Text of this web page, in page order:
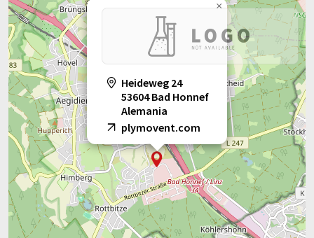
Heideweg 24
53604 Bad Honnef
Alemania
plymovent.com
×